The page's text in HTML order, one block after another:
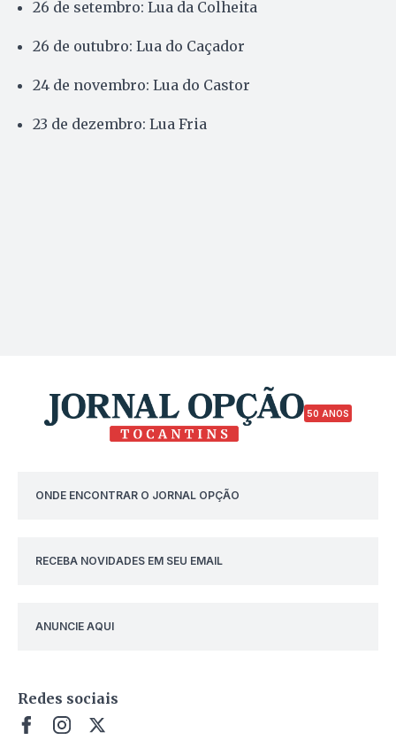
26 de setembro: Lua da Colheita
26 de outubro: Lua do Caçador
24 de novembro: Lua do Castor
23 de dezembro: Lua Fria
50 ANOS
ONDE ENCONTRAR O JORNAL OPÇÃO
RECEBA NOVIDADES EM SEU EMAIL
ANUNCIE AQUI
Redes sociais